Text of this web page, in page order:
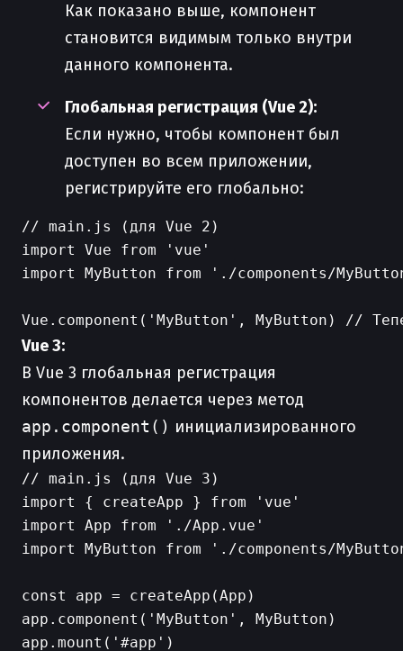
Как показано выше, компонент
становится видимым только внутри
данного компонента.
Глобальная регистрация (Vue 2):
Если нужно, чтобы компонент был
доступен во всем приложении,
регистрируйте его глобально:
// main.js (для Vue 2)
import Vue from 'vue'
import MyButton from './components/
Vue 3:
В Vue 3 глобальная регистрация
компонентов делается через метод
app.component() инициализированного
приложения.
// main.js (для Vue 3)
import { createApp } from 'vue'
import App from './App.vue'
import MyButton from './components/
const app = createApp(App)
app.component('MyButton', MyButton)